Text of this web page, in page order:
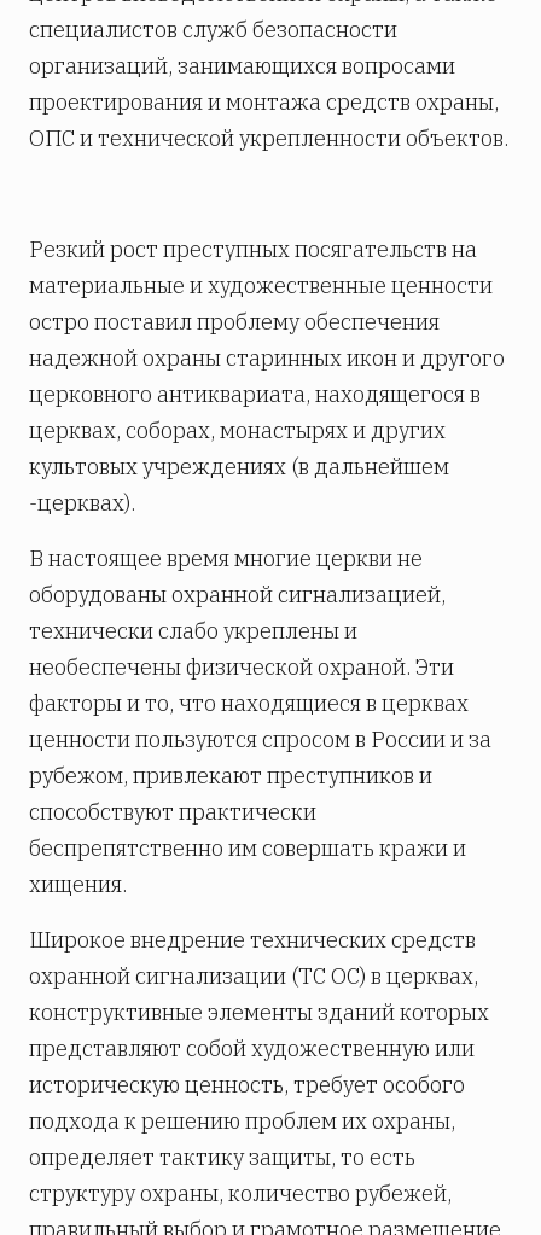
специалистов служб безопасности
организаций, занимающихся вопросами
проектирования и монтажа средств охраны,
ОПС и технической укрепленности объектов.
Резкий рост преступных посягательств на
материальные и художественные ценности
остро поставил проблему обеспечения
надежной охраны старинных икон и другого
церковного антиквариата, находящегося в
церквах, соборах, монастырях и других
культовых учреждениях (в дальнейшем
-церквах).
В настоящее время многие церкви не
оборудованы охранной сигнализацией,
технически слабо укреплены и
необеспечены физической охраной. Эти
факторы и то, что находящиеся в церквах
ценности пользуются спросом в России и за
рубежом, привлекают преступников и
способствуют практически
беспрепятственно им совершать кражи и
хищения.
Широкое внедрение технических средств
охранной сигнализации (ТС ОС) в церквах,
конструктивные элементы зданий которых
представляют собой художественную или
историческую ценность, требует особого
подхода к решению проблем их охраны,
определяет тактику защиты, то есть
структуру охраны, количество рубежей,